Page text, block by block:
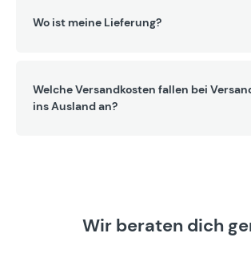
Wo ist meine Lieferung?
Welche Versandkosten fallen bei
ins Ausland an?
Wir beraten dich